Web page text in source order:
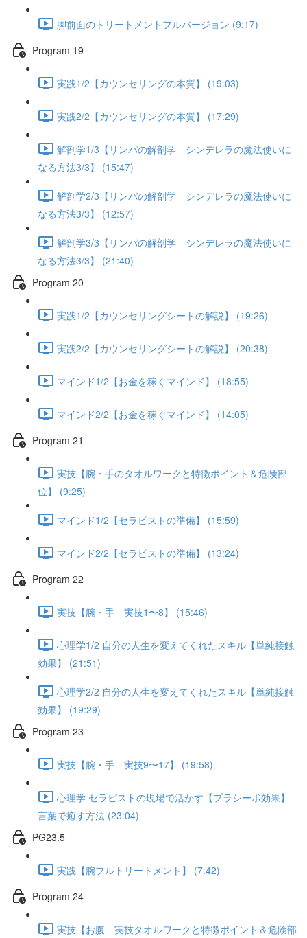
脚前面のトリートメントフルバージョン (9:17)
Program 19
実践1/2【カウンセリングの本質】 (19:03)
実践2/2【カウンセリングの本質】 (17:29)
解剖学1/3【リンパの解剖学 シンデレラの魔法使いに
なる方法3/3】 (15:47)
解剖学2/3【リンパの解剖学 シンデレラの魔法使いに
なる方法3/3】 (12:57)
解剖学3/3【リンパの解剖学 シンデレラの魔法使いに
なる方法3/3】 (21:40)
Program 20
実践1/2【カウンセリングシートの解説】 (19:26)
実践2/2【カウンセリングシートの解説】 (20:38)
マインド1/2【お金を稼ぐマインド】 (18:55)
マインド2/2【お金を稼ぐマインド】 (14:05)
Program 21
実技【腕・手のタオルワークと特徴ポイント＆危険部
位】 (9:25)
マインド1/2【セラピストの準備】 (15:59)
マインド2/2【セラピストの準備】 (13:24)
Program 22
実技【腕・手 実技1〜8】 (15:46)
心理学1/2 自分の人生を変えてくれたスキル【単純接触
効果】 (21:51)
心理学2/2 自分の人生を変えてくれたスキル【単純接触
効果】 (19:29)
Program 23
実技【腕・手 実技9〜17】 (19:58)
心理学 セラピストの現場で活かす【プラシーボ効果】
言葉で癒す方法 (23:04)
PG23.5
実践【腕フルトリートメント】 (7:42)
Program 24
実技【お腹 実技タオルワークと特徴ポイント＆危険部